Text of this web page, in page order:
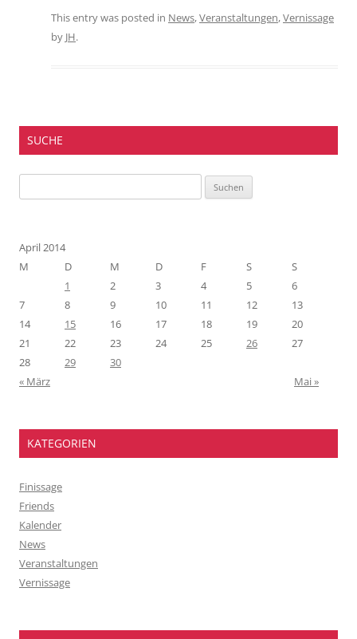
This entry was posted in News,Veranstaltungen,Vernissage
by JH.
SUCHE
nach:
April 2014
M
D M D F S
S
1
2 3 4 5
6
7
8 9 10 11 12
13
14
15 16 17 18 19
20
21
22 23 24 25 26
27
28
29
30
« März
Mai »
KATEGORIEN
Finissage
Friends
Kalender
News
Veranstaltungen
Vernissage